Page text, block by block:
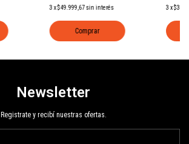
3 x$49.999,67 sin interés
Comprar
3 x
Newsletter
Registrate y recibí nuestras ofertas.